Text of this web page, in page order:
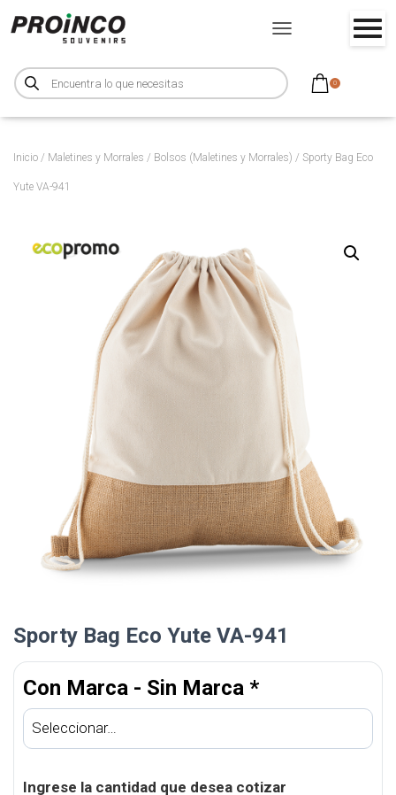
B
ú
s
u
d
r
0
CAMBIAR MODO DE
Inicio / Maletines y Morrales / Bolsos (Maletines y Morrales) / Sporty Bag Eco
Yute VA-941
Sporty Bag Eco Yute VA-941
Con Marca - Sin Marca *
Ingrese la cantidad que desea cotizar